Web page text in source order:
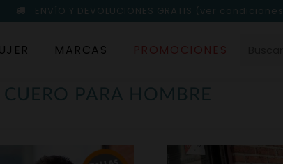
ENVÍO Y DEVOLUCIONES GRATIS (ver condiciones)
MARCAS PROMOCIONES
PARA HOMBRE